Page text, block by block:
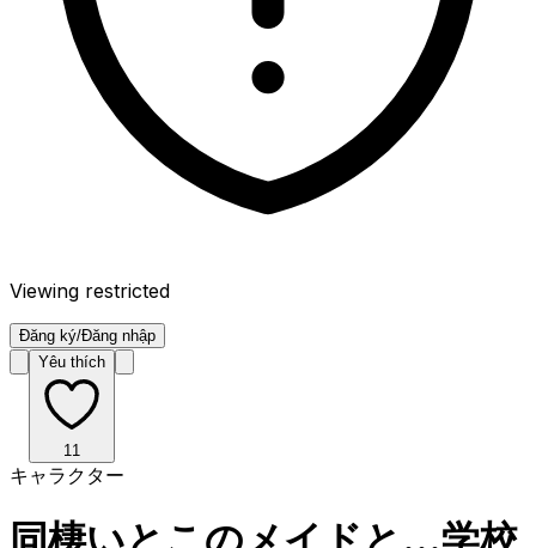
Viewing restricted
Đăng ký/Đăng nhập
Yêu thích
11
キャラクター